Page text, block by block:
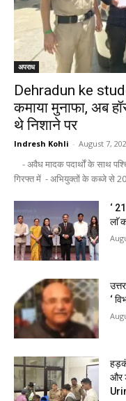
अपराध
Dehradun ke
कमाया मुनाफा, अब
थे निशाने पर
Indresh Kohli - August 7,
- अवैध मादक पदार्थों के साथ
गिरफ्त में - अभियुक्तों के कब्जे से
‘
लाॅ
‘
और